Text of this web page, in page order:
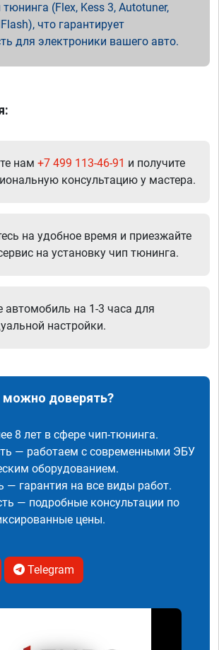
(Flex, Kess 3, Autotuner,
что гарантирует
для электроники вашего авто.
нам +7 499 113-46-91 и получите
консультацию у мастера.
на удобное время и приезжайте
на установку чип тюнинга.
автомобиль на 1-3 часа для
настройки.
доверять?
8 лет в сфере чип-тюнинга.
— работаем с современными ЭБУ
оборудованием.
— гарантия на все виды работ.
— подробные консультации по
цены.
Telegram